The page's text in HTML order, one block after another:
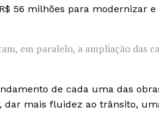
56 milhões para modernizar
em paralelo, a ampliação das
de cada uma das
mais fluidez ao trânsito,